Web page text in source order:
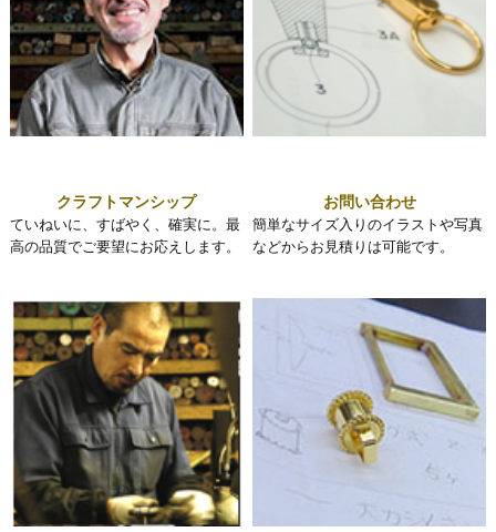
クラフトマンシップ
ていねいに、すばやく、確実に。最
高の品質でご要望にお応えします。
お問い合わせ
簡単なサイズ入りのイラストや写真
などからお見積りは可能です。